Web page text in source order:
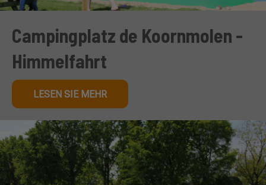
Campingplatz de Koornmolen -
Himmelfahrt
LESEN SIE MEHR